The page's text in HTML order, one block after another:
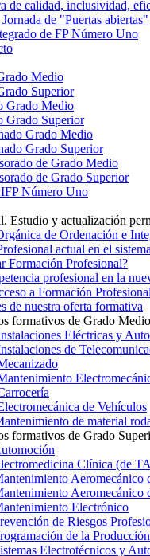
de calidad, inclusividad,
de "Puertas abiertas"
de FP Número Uno
Medio
Superior
Grado Medio
Grado Superior
Grado Medio
Grado Superior
de Grado Medio
de Grado Superior
Número Uno
Estudio y actualización
de Ordenación e
actual en el
Formación Profesional?
profesional en la
a Formación Profesional
de nuestra oferta formativa
formativos de Grado Medio
Eléctricas y
de
de Vehículos
de material
formativos de Grado
Clínica (de
Aeromecánico
Electrónico
de Riesgos
de la
Electrotécnicos y